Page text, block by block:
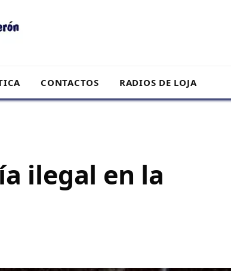
CONTACTOS RADIOS DE LOJA
ilegal en la